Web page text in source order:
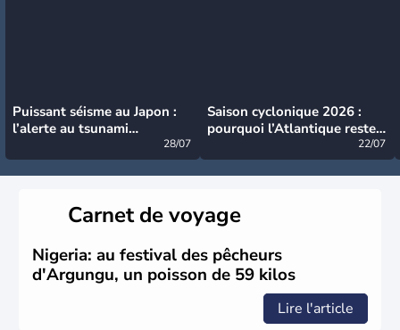
Puissant séisme au Japon :
l’alerte au tsunami
28/07
Saison cyclonique 2026 :
pourquoi l’Atlantique reste
22/07
Carnet de voyage
Nigeria: au festival des pêcheurs
d'Argungu, un poisson de 59 kilos
Lire l'article